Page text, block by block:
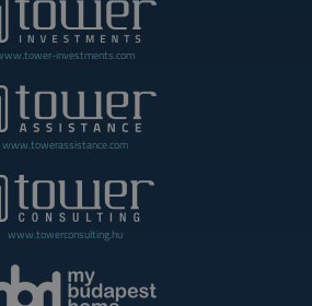
investments.com
www.towerassistance.com
www.towerconsulting.hu